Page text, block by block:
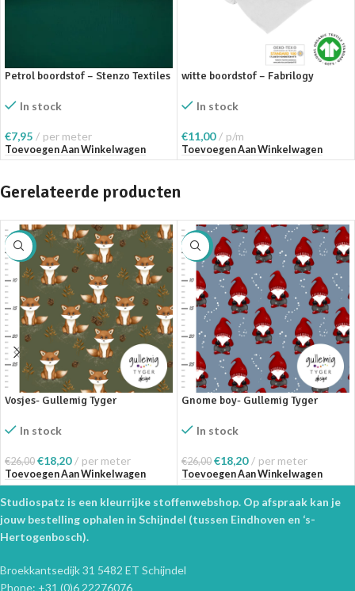
Petrol boordstof – Stenzo Textiles
In stock
€7,95 per meter
Toevoegen Aan Winkelwagen
witte boordstof – Fabrilogy
In stock
€11,00 p/m
Toevoegen Aan Winkelwagen
Gerelateerde producten
SALE
Vosjes- Gullemig Tyger
In stock
€26,00 €18,20 per meter
Toevoegen Aan Winkelwagen
SALE
Gnome boy- Gullemig Tyger
In stock
€26,00 €18,20 per meter
Toevoegen Aan Winkelwagen
Studiospatz is een kleurrijke stoffenwebshop. Op afspraak kan je
jouw bestelling ophalen in Schijndel (tussen Eindhoven en ‘s-
Hertogenbosch).
Broekkantsedijk 31 5482 ET Schijndel
Phone: +31 (0)6 22276076